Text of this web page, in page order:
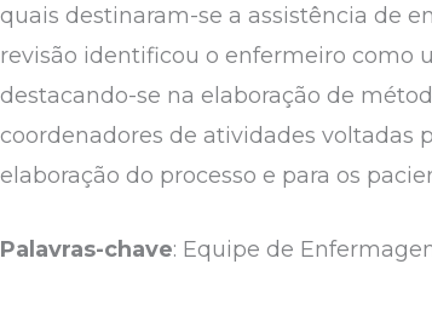
quais destinaram-se a assistência de
revisão identificou o enfermeiro como
destacando-se na elaboração de
coordenadores de atividades voltadas
elaboração do processo e para os
Palavras-chave: Equipe de